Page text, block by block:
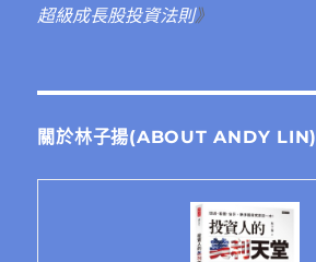
超級成長股投資法則》
關於林子揚(ABOUT ANDY LIN)